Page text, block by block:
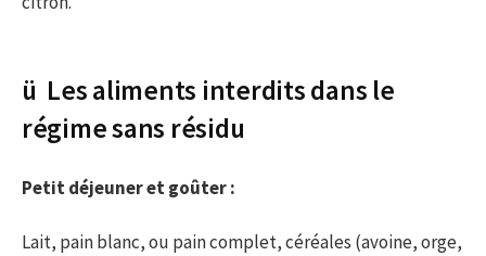
ü Les aliments interdits dans le
régime sans résidu
Petit déjeuner et goûter :
Lait, pain blanc, ou pain complet, céréales (avoine, orge,